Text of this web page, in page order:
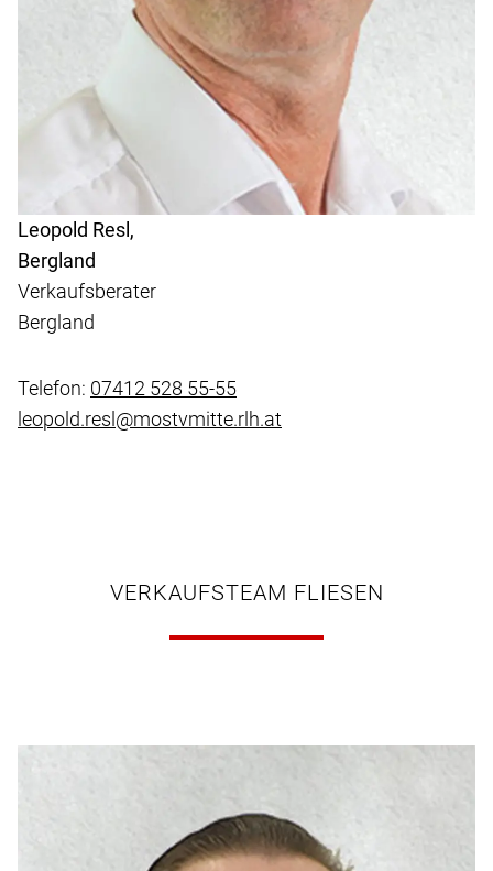
Leopold Resl,
Bergland
Verkaufsberater
Bergland
Telefon: 07412 528 55-55
leopold.resl@mostvmitte.rlh.at
VERKAUFSTEAM FLIESEN